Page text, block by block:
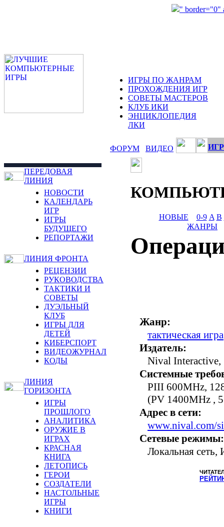
" border="0"
ИГРЫ ПО ЖАНРАМ
ПРОХОЖДЕНИЯ ИГР
СОВЕТЫ МАСТЕРОВ
КЛУБ ИКИ
ЭНЦИКЛОПЕДИЯ
ЛКИ
ФОРУМ ВИДЕО
ПЕРЕДОВАЯ
ЛИНИЯ
НОВОСТИ
КАЛЕНДАРЬ
ИГР
ИГРЫ
БУДУЩЕГО
РЕПОРТАЖИ
ЛИНИЯ ФРОНТА
РЕЦЕНЗИИ
РУКОВОДСТВА
ТАКТИКИ И
СОВЕТЫ
ДУЭЛЬНЫЙ
КЛУБ
ИГРЫ ДЛЯ
ДЕТЕЙ
КИБЕРСПОРТ
ВИДЕОЖУРНАЛ
КОДЫ
ЛИНИЯ
ГОРИЗОНТА
ИГРЫ
ПРОШЛОГО
АНАЛИТИКА
ОРУЖИЕ В
ИГРАХ
КРАСНАЯ
КНИГА
ЛЕТОПИСЬ
ГЕРОИ
СОЗДАТЕЛИ
НАСТОЛЬНЫЕ
ИГРЫ
КНИГИ
НОВЫЕ 0-9 A B
ЖАНРЫ
Жанр:
тактическая игра
Издатель:
Nival
Системные
PIII 600MHz,
(PV 1400MHz ,
Адрес в сети:
www.nival.com/
Сетевые режимы:
Локальная сеть,